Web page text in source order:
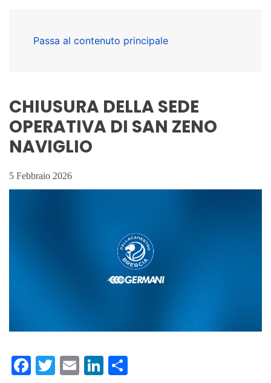
Passa al contenuto principale
CHIUSURA DELLA SEDE
OPERATIVA DI SAN ZENO
NAVIGLIO
5 Febbraio 2026
Facebook
Twitter
EmailLinkedIn